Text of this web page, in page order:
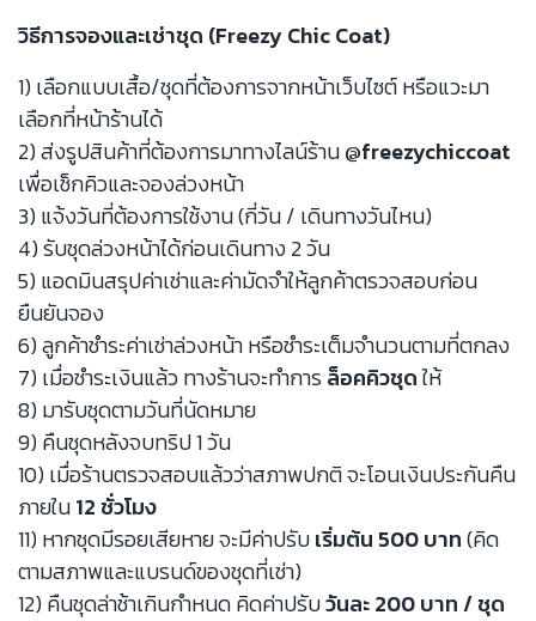
วิธีการจองและเช่าชุด (Freezy Chic Coat)
1) เลือกแบบเสื้อ/ชุดที่ต้องการจากหน้าเว็บไซต์ หรือแวะมา
เลือกที่หน้าร้านได้
2) ส่งรูปสินค้าที่ต้องการมาทางไลน์ร้าน@freezychiccoat
เพื่อเช็กคิวและจองล่วงหน้า
3) แจ้งวันที่ต้องการใช้งาน (กี่วัน / เดินทางวันไหน)
4) รับชุดล่วงหน้าได้ก่อนเดินทาง 2 วัน
5) แอดมินสรุปค่าเช่าและค่ามัดจำให้ลูกค้าตรวจสอบก่อน
ยืนยันจอง
6) ลูกค้าชำระค่าเช่าล่วงหน้า หรือชำระเต็มจำนวนตามที่ตกลง
7) เมื่อชำระเงินแล้ว ทางร้านจะทำการล็อคคิวชุดให้
8) มารับชุดตามวันที่นัดหมาย
9) คืนชุดหลังจบทริป 1 วัน
10) เมื่อร้านตรวจสอบแล้วว่าสภาพปกติ จะโอนเงินประกันคืน
ภายใน12 ชั่วโมง
11) หากชุดมีรอยเสียหาย จะมีค่าปรับเริ่มต้น 500 บาท(คิด
ตามสภาพและแบรนด์ของชุดที่เช่า)
12) คืนชุดล่าช้าเกินกำหนด คิดค่าปรับวันละ 200 บาท / ชุด